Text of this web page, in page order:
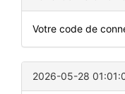
Votre code de
2026-05-28